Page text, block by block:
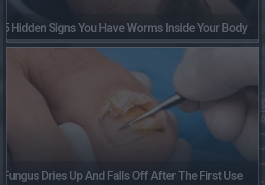
5 Hidden Signs You Have Worms Inside Your Body
Fungus Dries Up And Falls Off After The First Use